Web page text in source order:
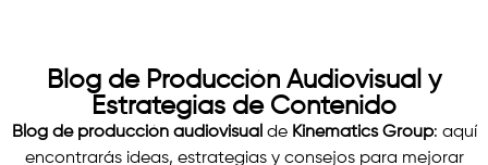
Blog de Producción Audiovisual y
Estrategias de Contenido
Blog de producción audiovisual de Kinematics Group: aquí
encontrarás ideas, estrategias y consejos para mejorar